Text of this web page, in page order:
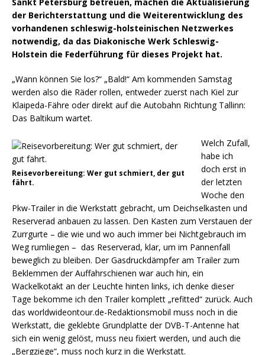
der Berichterstattung und die Weiterentwicklung des
vorhandenen schleswig-holsteinischen Netzwerkes
notwendig, da das Diakonische Werk Schleswig-
Holstein die Federführung für dieses Projekt hat.
„Wann können Sie los?“ „Bald!“ Am kommenden Samstag
werden also die Räder rollen, entweder zuerst nach Kiel zur
Klaipeda-Fähre oder direkt auf die Autobahn Richtung Tallinn:
Das Baltikum wartet.
Reisevorbereitung: Wer gut schmiert, der gut
fährt.
Welch Zufall,
habe ich
doch erst in
der letzten
Woche den
Pkw-Trailer in die Werkstatt gebracht, um Deichselkasten und
Reserverad anbauen zu lassen. Den Kasten zum Verstauen der
Zurrgurte – die wie und wo auch immer bei Nichtgebrauch im
Weg rumliegen – das Reserverad, klar, um im Pannenfall
beweglich zu bleiben. Der Gasdruckdämpfer am Trailer zum
Beklemmen der Auffahrschienen war auch hin, ein
Wackelkotakt an der Leuchte hinten links, ich denke dieser
Tage bekomme ich den Trailer komplett „refitted“ zurück. Auch
das worldwideontour.de-Redaktionsmobil muss noch in die
Werkstatt, die geklebte Grundplatte der DVB-T-Antenne hat
sich ein wenig gelöst, muss neu fixiert werden, und auch die
„Bergziege“, muss noch kurz in die Werkstatt.